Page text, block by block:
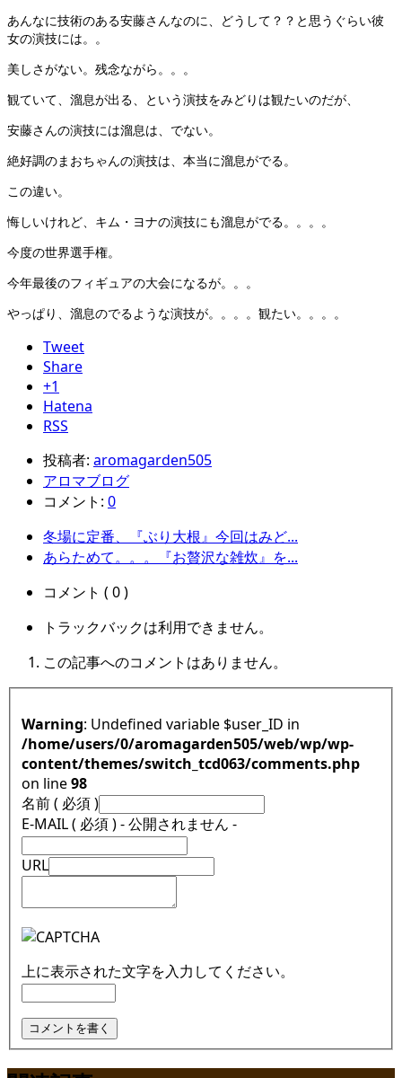
あんなに技術のある安藤さんなのに、どうして？？と思うぐらい彼
女の演技には。。
美しさがない。残念ながら。。。
観ていて、溜息が出る、という演技をみどりは観たいのだが、
安藤さんの演技には溜息は、でない。
絶好調のまおちゃんの演技は、本当に溜息がでる。
この違い。
悔しいけれど、キム・ヨナの演技にも溜息がでる。。。。
今度の世界選手権。
今年最後のフィギュアの大会になるが。。。
やっぱり、溜息のでるような演技が。。。。観たい。。。。
Tweet
Share
+1
Hatena
RSS
投稿者: aromagarden505
アロマブログ
コメント: 0
冬場に定番、『ぶり大根』今回はみど...
あらためて。。。『お贅沢な雑炊』を...
コメント ( 0 )
トラックバックは利用できません。
この記事へのコメントはありません。
Warning : Undefined variable $user_ID in
/home/users/0/aromagarden505/web/wp/wp-
content/themes/switch_tcd063/comments.php
on line98
名前 ( 必須 )
E-MAIL ( 必須 ) - 公開されません -
URL
上に表示された文字を入力してください。